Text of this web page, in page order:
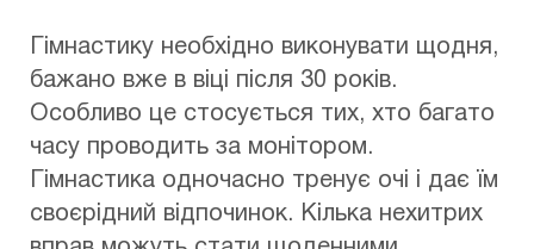
Гімнастику необхідно виконувати щодня,
бажано вже в віці після 30 років.
Особливо це стосується тих, хто багато
часу проводить за монітором.
Гімнастика одночасно тренує очі і дає їм
своєрідний відпочинок. Кілька нехитрих